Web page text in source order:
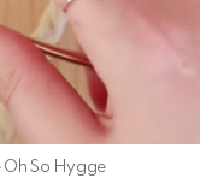
Oh So Hygge